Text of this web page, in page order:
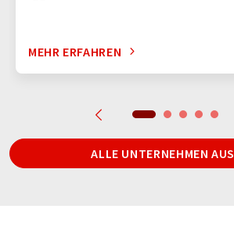
MEHR ERFAHREN
ALLE UNTERNEHMEN AUS